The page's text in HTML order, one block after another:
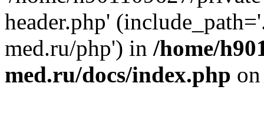
header.php'
med.ru/php') in /home/
med.ru/docs/index.php